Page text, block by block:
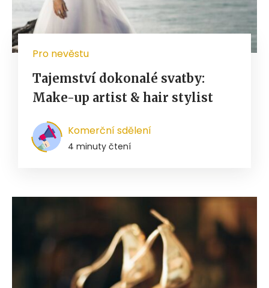
Pro nevěstu
Tajemství dokonalé svatby:
Make-up artist & hair stylist
Komerční sdělení
4 minuty čtení